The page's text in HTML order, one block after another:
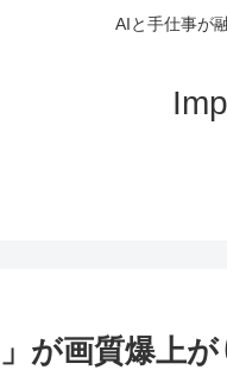
AIと手仕事が
が画質爆上